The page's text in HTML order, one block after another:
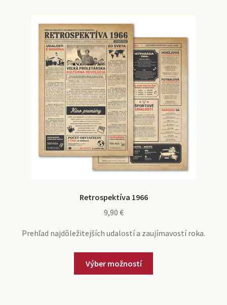
Retrospektíva 1966
9,90 €
Prehľad najdôležitejších udalostí a zaujímavostí roka.
Výber možností